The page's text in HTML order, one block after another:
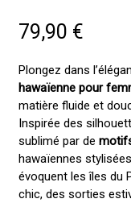
79,90 €
Plongez dans
hawaïenne pour
matière fluide et
Inspirée des
sublimé par de
hawaïennes
évoquent les îles du
chic, des sorties